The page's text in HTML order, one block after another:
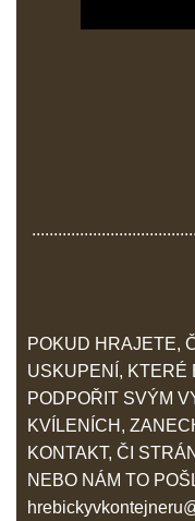
POKUD HRAJETE,
USKUPENÍ, KTERÉ
PODPOŘIT SVÝM
KVÍLENÍCH,
KONTAKT, ČI
NEBO NÁM TO